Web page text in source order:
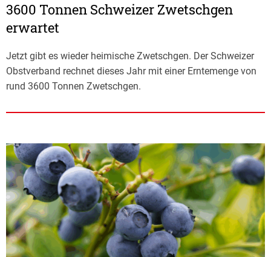
3600 Tonnen Schweizer Zwetschgen
erwartet
Jetzt gibt es wieder heimische Zwetschgen. Der Schweizer
Obstverband rechnet dieses Jahr mit einer Erntemenge von
rund 3600 Tonnen Zwetschgen.